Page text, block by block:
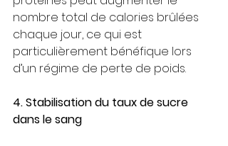
nombre total de calories brûlées
chaque jour, ce qui est
particulièrement bénéfique lors
d’un régime de perte de poids.
4. Stabilisation du taux de sucre
dans le sang